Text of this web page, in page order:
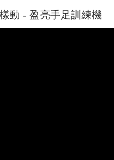
動 - 盈亮手足訓練機